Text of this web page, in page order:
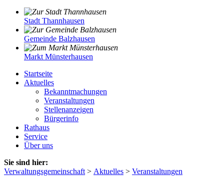
Stadt Thannhausen
Gemeinde Balzhausen
Markt Münsterhausen
Startseite
Aktuelles
Bekanntmachungen
Veranstaltungen
Stellenanzeigen
Bürgerinfo
Rathaus
Service
Über uns
Sie sind hier:
Verwaltungsgemeinschaft > Aktuelles > Veranstaltungen